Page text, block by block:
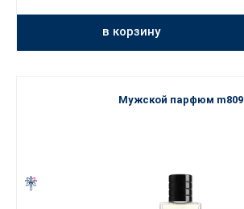
в корзину
Мужской парфюм m809